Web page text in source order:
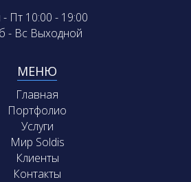
Пт 10:00 - 19:00
- Вс Выходной
МЕНЮ
Главная
Портфолио
Услуги
Мир Soldis
Клиенты
Контакты